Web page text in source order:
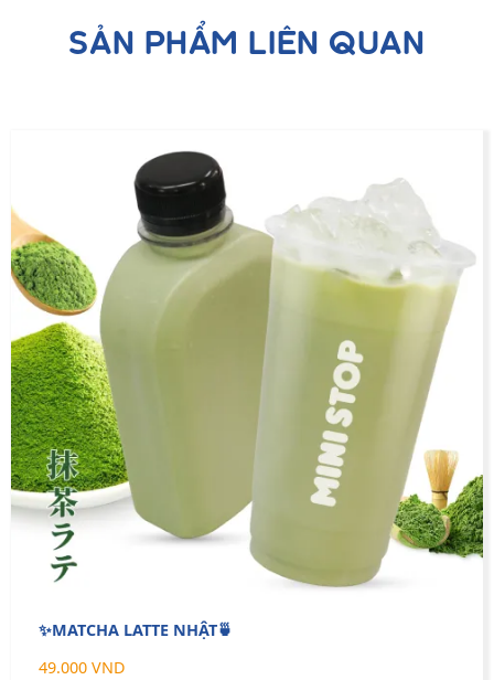
SẢN PHẨM LIÊN QUAN
✨MATCHA LATTE NHẬT🍵
49.000 VND